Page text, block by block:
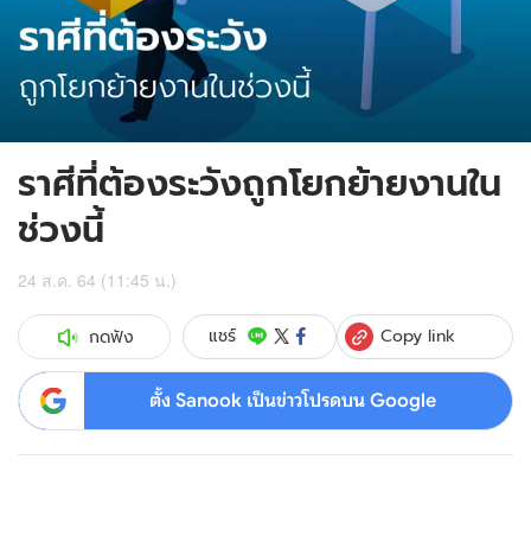
ราศีที่ต้องระวังถูกโยกย้ายงานใน
ช่วงนี้
24 ส.ค. 64 (11:45 น.)
กดฟัง แชร์ Copy link
ตั้ง Sanook เป็นข่าวโปรดบน Google